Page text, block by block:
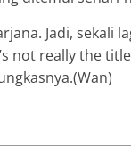
Jadi, sekali
not really the